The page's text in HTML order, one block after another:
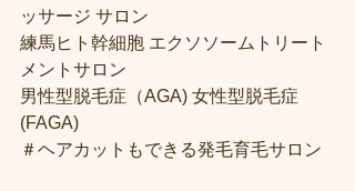
ッサージ サロン
練馬ヒト幹細胞 エクソソームトリート
メントサロン
男性型脱毛症（AGA) 女性型脱毛症
(FAGA)
＃ヘアカットもできる発毛育毛サロン